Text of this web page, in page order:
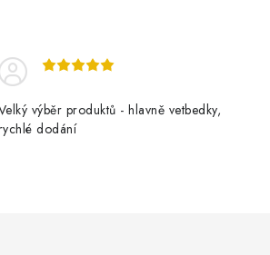
výběr produktů - hlavně vetbedky,
dodání